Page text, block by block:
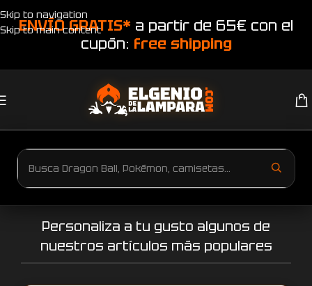
Skip to navigation
Skip to main content
ENVÍO GRATIS* a partir de 65€ con el
cupón: free shipping
Personaliza a tu gusto algunos de
nuestros artículos más populares